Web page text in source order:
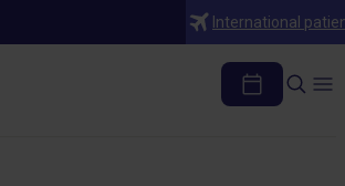
International